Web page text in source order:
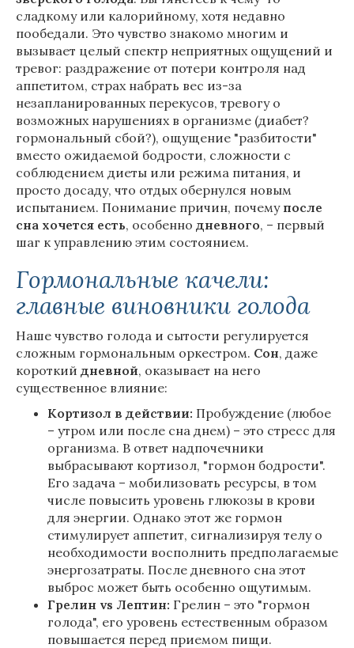
сладкому или калорийному, хотя недавно
пообедали. Это чувство знакомо многим и
вызывает целый спектр неприятных ощущений и
тревог: раздражение от потери контроля над
аппетитом, страх набрать вес из-за
незапланированных перекусов, тревогу о
возможных нарушениях в организме (диабет?
гормональный сбой?), ощущение "разбитости"
вместо ожидаемой бодрости, сложности с
соблюдением диеты или режима питания, и
просто досаду, что отдых обернулся новым
испытанием. Понимание причин, почему после
сна хочется есть, особенно дневного, – первый
шаг к управлению этим состоянием.
Гормональные качели:
главные виновники голода
Наше чувство голода и сытости регулируется
сложным гормональным оркестром. Сон, даже
короткий дневной, оказывает на него
существенное влияние:
Кортизол в действии: Пробуждение (любое
– утром или после сна днем) – это стресс для
организма. В ответ надпочечники
выбрасывают кортизол, "гормон бодрости".
Его задача – мобилизовать ресурсы, в том
числе повысить уровень глюкозы в крови
для энергии. Однако этот же гормон
стимулирует аппетит, сигнализируя телу о
необходимости восполнить предполагаемые
энергозатраты. После дневного сна этот
выброс может быть особенно ощутимым.
Грелин vs Лептин: Грелин – это "гормон
голода", его уровень естественным образом
повышается перед приемом пищи.